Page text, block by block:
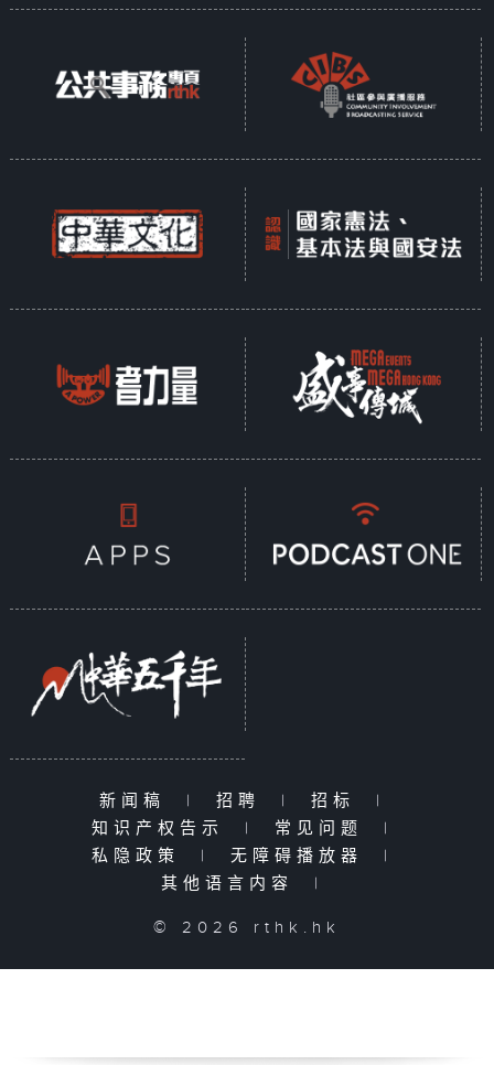
新闻稿 | 招聘 | 招标
|
知识产权告示
| 常见问题
|
私隐政策
| 无障碍播放器
|
其他语言内容
|
© 2026 rthk.hk